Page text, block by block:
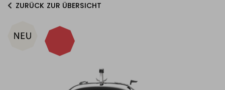
ZURÜCK ZUR ÜBERSICHT